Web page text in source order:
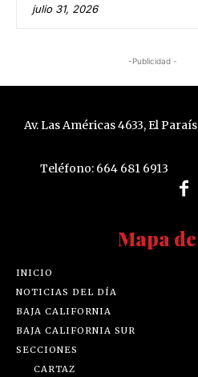
julio 31, 2026
-Publicidad -
Av. Las Américas 4633, El
Teléfono: 664 681 6913
Mapa
INICIO
NOTICIAS DEL DÍA
BAJA CALIFORNIA
BAJA CALIFORNIA SUR
SECCIONES
CARTAZ